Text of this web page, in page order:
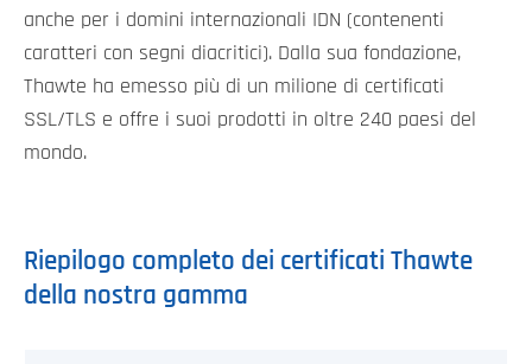
anche per i domini internazionali IDN (contenenti
caratteri con segni diacritici). Dalla sua fondazione,
Thawte ha emesso più di un milione di certificati
SSL/TLS e offre i suoi prodotti in oltre 240 paesi del
mondo.
Riepilogo completo dei certificati Thawte
della nostra gamma